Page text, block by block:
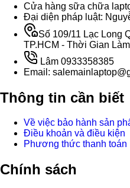
Cửa hàng sữa chữa
Đại diện pháp luật:
Số 109/11 Lạc Long
TP.HCM - Thời Gian
Lâm 0933358385
Email:
Thông tin cần biết
Về việc bảo hành sản
Điều khoản và điều kiện
Phương thức thanh toán
Chính sách